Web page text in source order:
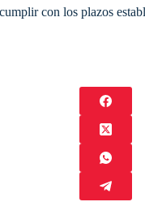
con los plazos